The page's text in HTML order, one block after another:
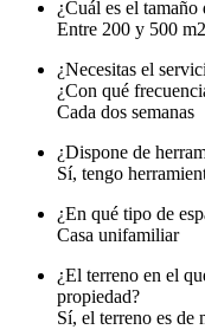
¿Cuál es el
Entre 200 y 500 m2
¿Necesitas el
¿Con qué
Cada dos semanas
¿Dispone de
Sí, tengo
¿En qué tipo de
Casa unifamiliar
¿El terreno en el
propiedad?
Sí, el terreno es de